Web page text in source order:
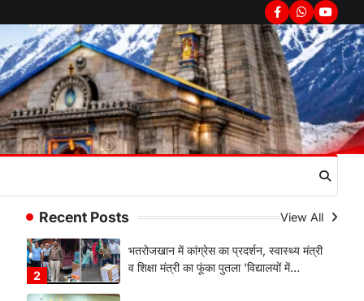
Facebook
Whatsapp
Recent Posts View All
2
Admin August 6, 2026
भतरोजखान में कांग्रेस का प्रदर्शन, स्वास्थ्य मंत्री
व शिक्षा मंत्री का फूंका पुतला 'विद्यालयों में…
3
अल्मोड़ा उत्तराखण्ड कुमाऊं ख़बरें
रानीखेत में युवा कांग्रेस की जिला बैठक,
8 अगस्त को खड़गे की हल्द्वानी रैली को
Admin August 6, 2026
संगठन विस्तार के तहत कई नई नियुक्तियां, बूथ
अल्मोड़ा उत्तराखण्ड कुमाऊं ख़बरें